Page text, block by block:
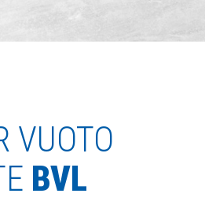
VUOTO
BVL